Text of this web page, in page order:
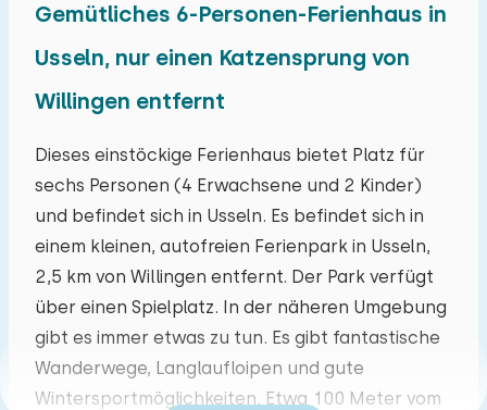
Gemütliches 6-Personen-Ferienhaus in
Usseln, nur einen Katzensprung von
Willingen entfernt
Dieses einstöckige Ferienhaus bietet Platz für
sechs Personen (4 Erwachsene und 2 Kinder)
und befindet sich in Usseln. Es befindet sich in
einem kleinen, autofreien Ferienpark in Usseln,
2,5 km von Willingen entfernt. Der Park verfügt
über einen Spielplatz. In der näheren Umgebung
gibt es immer etwas zu tun. Es gibt fantastische
Wanderwege, Langlaufloipen und gute
Wintersportmöglichkeiten. Etwa 100 Meter vom
August 2026
Mo Di Mi Do Fr Sa So
27 28 29 30 31 01 02
03 04 05 06 07 08 09
10 11 12 13 14 15 16
17 18 19 20 21 22